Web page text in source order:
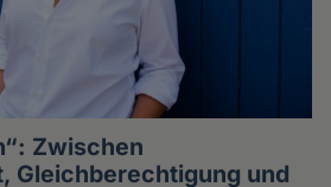
Zwischen
Gleichberechtigung und